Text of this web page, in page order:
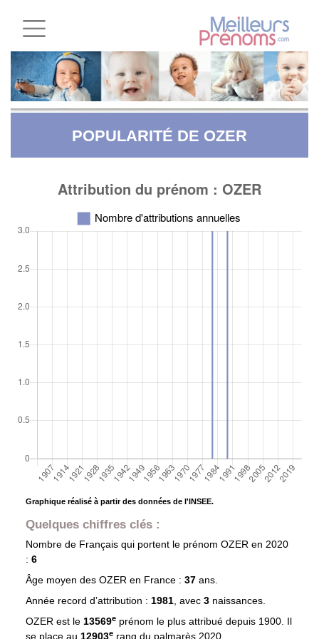
POPULARITÉ DE OZER
Graphique réalisé à partir des données de l'INSEE.
Quelques chiffres clés :
Nombre de Français qui portent le prénom OZER en 2020
: 6
Âge moyen des OZERen France : 37 ans.
Année record d’attribution : 1981, avec 3 naissances.
OZER est le 13569eprénom le plus attribué depuis 1900. Il
se place au 12903e rang du palmarès 2020.